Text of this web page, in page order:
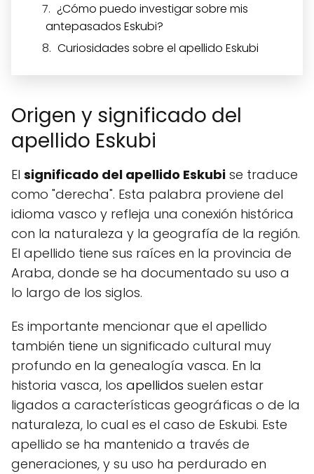
¿Cómo puedo investigar sobre mis
antepasados Eskubi?
Curiosidades sobre el apellido Eskubi
Origen y significado del
apellido Eskubi
El significado del apellido Eskubi se traduce
como "derecha". Esta palabra proviene del
idioma vasco y refleja una conexión histórica
con la naturaleza y la geografía de la región.
El apellido tiene sus raíces en la provincia de
Araba, donde se ha documentado su uso a
lo largo de los siglos.
Es importante mencionar que el apellido
también tiene un significado cultural muy
profundo en la genealogía vasca. En la
historia vasca, los apellidos suelen estar
ligados a características geográficas o de la
naturaleza, lo cual es el caso de Eskubi. Este
apellido se ha mantenido a través de
generaciones, y su uso ha perdurado en